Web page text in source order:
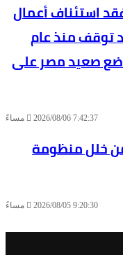
استئناف أعمال
توقف منذ عام
لوضع صعيد مصر على
2026/08/06 7:42:37 مساءً
خلل منظومة
2026/08/05 9:20:30 مساءً